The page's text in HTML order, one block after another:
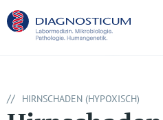
// HIRNSCHADEN (HYPOXISCH)